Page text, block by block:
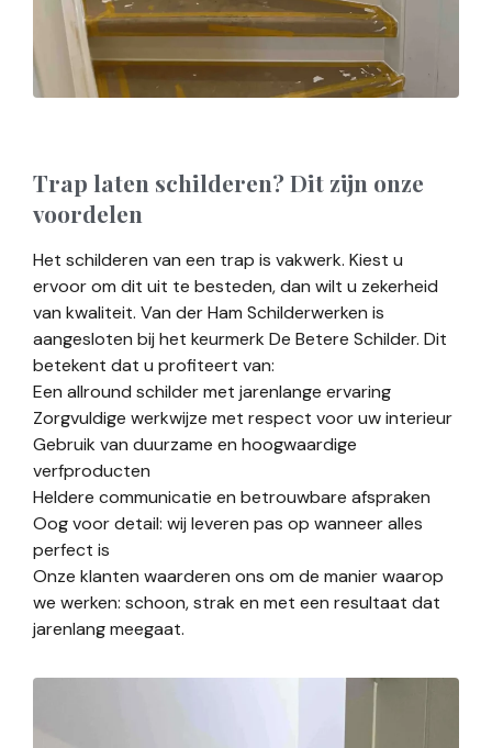
Trap laten schilderen? Dit zijn onze
voordelen
Het schilderen van een trap is vakwerk. Kiest u
ervoor om dit uit te besteden, dan wilt u zekerheid
van kwaliteit. Van der Ham Schilderwerken is
aangesloten bij het keurmerk De Betere Schilder. Dit
betekent dat u profiteert van:
Een allround schilder met jarenlange ervaring
Zorgvuldige werkwijze met respect voor uw interieur
Gebruik van duurzame en hoogwaardige
verfproducten
Heldere communicatie en betrouwbare afspraken
Oog voor detail: wij leveren pas op wanneer alles
perfect is
Onze klanten waarderen ons om de manier waarop
we werken: schoon, strak en met een resultaat dat
jarenlang meegaat.